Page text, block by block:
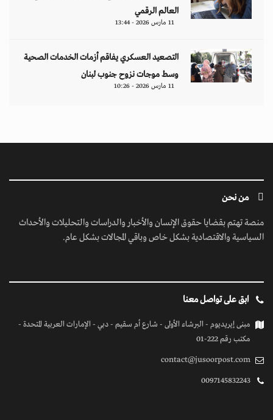
العالم الرقمي
11 مارس 2026 - 13:44
التصعيد العسكري يفاقم أزمات الخدمات الصحية
وسط موجات نزوح جنوب لبنان
11 مارس 2026 - 10:26
من نحن
منصة تهتم بقضايا حقوق الإنسان والأخبار والدراسات والتحليلات والأحداث
السياسية والاقتصادية بشكل خاص وباقي المجالات بشكل عام.
ابق على تواصل معنا
مبنى إيريديوم - البرشاء الأولى - شارع أم سقيم - دبي - الإمارات العربية المتحدة -
مكتب رقم 222-01
contact@jusoorpost.com
0097145832243